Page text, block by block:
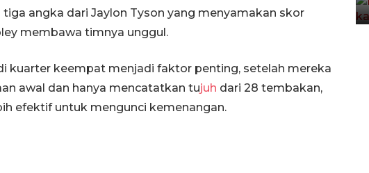
angka dari Jaylon Tyson yang menyamakan skor
membawa timnya unggul.
kuarter keempat menjadi faktor penting, setelah mereka
awal dan hanya mencatatkan tujuh dari 28 tembakan,
efektif untuk mengunci kemenangan.